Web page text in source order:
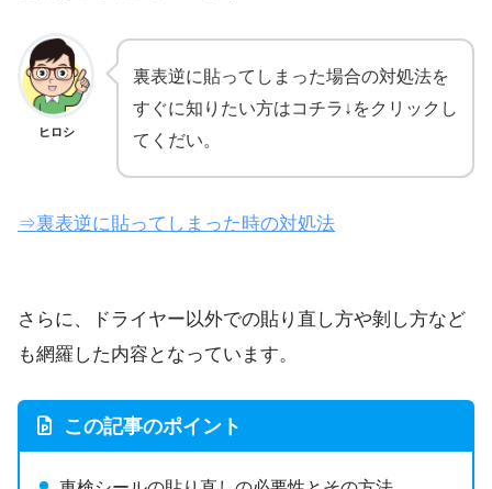
ヒロシ
裏表逆に貼ってしまった場合の対処法を
すぐに知りたい方はコチラ↓をクリックし
てくだい。
⇒裏表逆に貼ってしまった時の対処法
さらに、ドライヤー以外での貼り直し方や剝し方など
も網羅した内容となっています。
この記事のポイント